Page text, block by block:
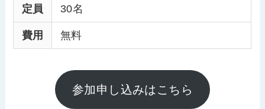
定員 30名
費用 無料
参加申し込みはこちら